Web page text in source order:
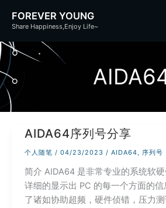
容
FOREVER YOUNG
Share Happiness,Enjoy Life~
AIDA64序列号分享
个人随笔 / 04/23/2023 / AIDA64, 序列号
简介 AIDA64 是非常专业的系统软
详细的显示出 PC 的每一个方面的
了诸如协助超频，硬件侦错，压力